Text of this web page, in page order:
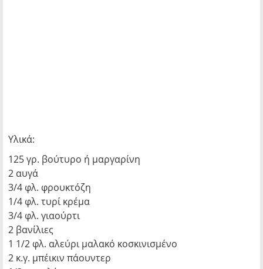
Υλικά:
125 γρ. βούτυρο ή μαργαρίνη
2 αυγά
3/4 φλ. φρουκτόζη
1/4 φλ. τυρί κρέμα
3/4 φλ. γιαούρτι
2 βανίλιες
1 1/2 φλ. αλεύρι μαλακό κοσκινισμένο
2 κ.γ. μπέικιν πάουντερ